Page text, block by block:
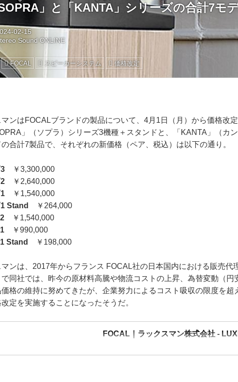
」と「KANTA」シリーズの合計7モ
02-15
Sound ONLINE
FOCAL スピーカーシステム 価格改定
ンはFOCALブランドの製品について、4月1日（月）から価格改
」（ソプラ）シリーズ3機種＋スタンドと、「KANTA」（カ
の合計7製品で、それぞれの新価格（ペア、税込）は以下の通り。
￥3,300,000
￥2,640,000
￥1,540,000
Stand
￥264,000
￥1,540,000
￥990,000
Stand
￥198,000
ンは、2017年からフランス FOCAL社の日本国内における販売代
同社では、昨今の原材料高騰や物流コストの上昇、為替変動（円
価格の維持に努めてきたが、企業努力によるコスト吸収の限度を超
定を実施することになったそうだ。
FOCAL｜ラックスマン株式会社 -